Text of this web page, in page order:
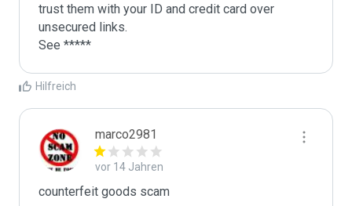
trust them with your ID and credit card over
unsecured links.
See *****
Hilfreich
marco2981
vor 14 Jahren
counterfeit goods scam